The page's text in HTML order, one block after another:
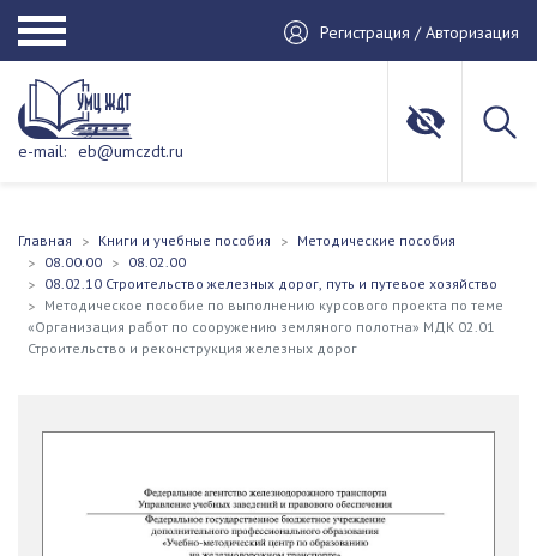
Регистрация / Авторизация
e-mail: eb@umczdt.ru
Главная Книги и учебные пособия
Методические пособия
08.00.00
08.02.00
08.02.10 Строительство железных дорог, путь и путевое хозяйство
Методическое пособие по выполнению курсового проекта по теме
«Организация работ по сооружению земляного полотна» МДК 02.01
Строительство и реконструкция железных дорог